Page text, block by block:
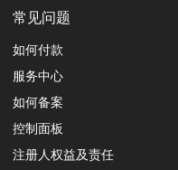
常见问题
如何付款
服务中心
如何备案
控制面板
注册人权益及责任